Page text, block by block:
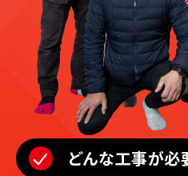
どんな工事が必